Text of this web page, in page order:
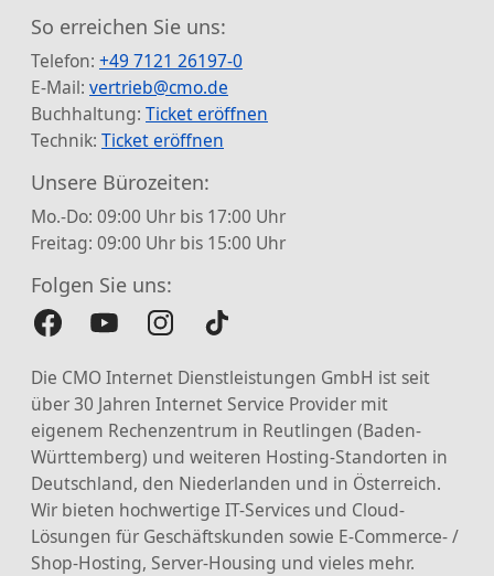
So erreichen Sie uns:
Telefon: +49 7121 26197-0
E-Mail: vertrieb@cmo.de
Buchhaltung: Ticket eröffnen
Technik: Ticket eröffnen
Unsere Bürozeiten:
Mo.-Do: 09:00 Uhr bis 17:00 Uhr
Freitag: 09:00 Uhr bis 15:00 Uhr
Folgen Sie uns:
Die CMO Internet Dienstleistungen GmbH ist seit
über 30 Jahren Internet Service Provider mit
eigenem Rechenzentrum in Reutlingen (Baden-
Württemberg) und weiteren Hosting-Standorten in
Deutschland, den Niederlanden und in Österreich.
Wir bieten hochwertige IT-Services und Cloud-
Lösungen für Geschäftskunden sowie E-Commerce- /
Shop-Hosting, Server-Housing und vieles mehr.